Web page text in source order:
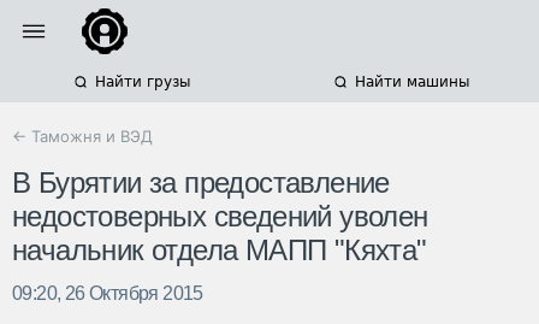
Найти грузы Найти машины
← Таможня и ВЭД
В Бурятии за предоставление
недостоверных сведений уволен
начальник отдела МАПП "Кяхта"
09:20, 26 Октября 2015